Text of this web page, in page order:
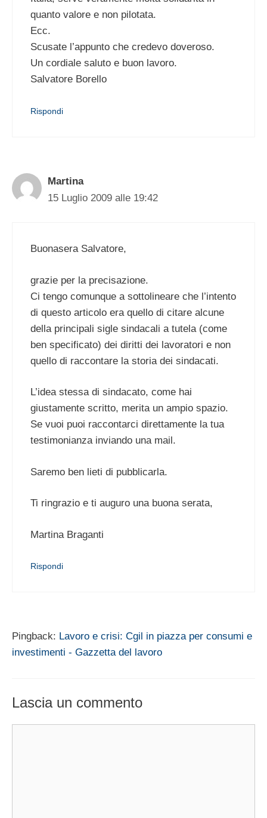
quanto valore e non pilotata.
Ecc.
Scusate l’appunto che credevo doveroso.
Un cordiale saluto e buon lavoro.
Salvatore Borello
Rispondi
Martina
15 Luglio 2009 alle 19:42
Buonasera Salvatore,
grazie per la precisazione.
Ci tengo comunque a sottolineare che l’intento
di questo articolo era quello di citare alcune
della principali sigle sindacali a tutela (come
ben specificato) dei diritti dei lavoratori e non
quello di raccontare la storia dei sindacati.
L’idea stessa di sindacato, come hai
giustamente scritto, merita un ampio spazio.
Se vuoi puoi raccontarci direttamente la tua
testimonianza inviando una mail.
Saremo ben lieti di pubblicarla.
Ti ringrazio e ti auguro una buona serata,
Martina Braganti
Rispondi
Pingback: Lavoro e crisi: Cgil in piazza per consumi e
investimenti - Gazzetta del lavoro
Lascia un commento